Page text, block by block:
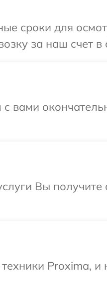
сроки для
за наш счет в
вами
Вы
Proxima, и